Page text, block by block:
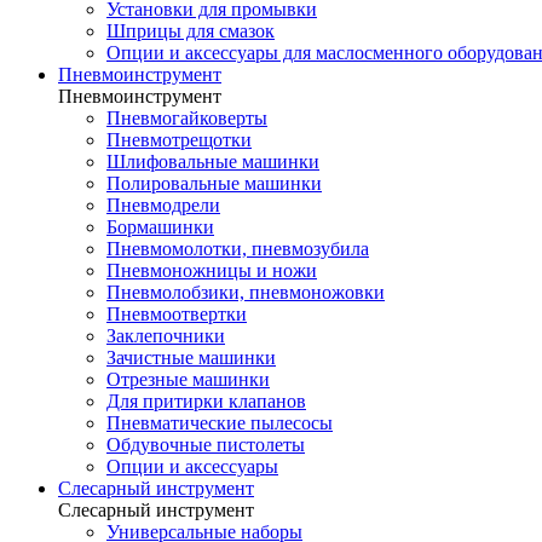
Установки для промывки
Шприцы для смазок
Опции и аксессуары для маслосменного
Пневмоинструмент
Пневмоинструмент
Пневмогайковерты
Пневмотрещотки
Шлифовальные машинки
Полировальные машинки
Пневмодрели
Бормашинки
Пневмомолотки, пневмозубила
Пневмоножницы и ножи
Пневмолобзики, пневмоножовки
Пневмоотвертки
Заклепочники
Зачистные машинки
Отрезные машинки
Для притирки клапанов
Пневматические пылесосы
Обдувочные пистолеты
Опции и аксессуары
Слесарный инструмент
Слесарный инструмент
Универсальные наборы